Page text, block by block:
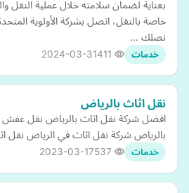
بعناية لضمان سلامته خلال عملية النقل
خاصة بالنقل، اتصل بشركة الأولوية
نصلك …
خدمات 2024-03-31
نقل اثاث بالرياض
افضل شركة نقل اثاث بالرياض نقل
بالرياض شركة نقل اثاث في الرياض نقل
خدمات 2023-03-17